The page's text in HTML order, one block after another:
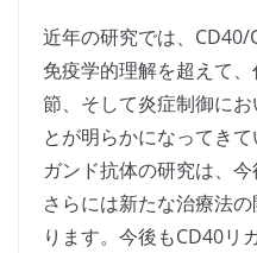
近年の研究では、
免疫学的理解を超えて
節、そして炎症制御に
とが明らかになってき
ガンド抗体の研究は、今
さらには新たな治療法
ります。今後もCD40リ